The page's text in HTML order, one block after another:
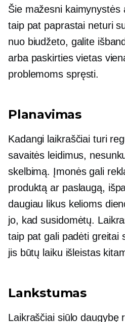
Šie mažesni kaimynystės
taip pat paprastai neturi
nuo biudžeto, galite
arba paskirties vietas
problemoms spręsti.
Planavimas
Kadangi laikraščiai turi
savaitės leidimus,
skelbimą. Įmonės gali
produktą ar paslaugą,
daugiau likus kelioms
jo, kad susidomėtų.
taip pat gali padėti greitai
jis būtų laiku išleistas
Lankstumas
Laikraščiai siūlo daugybę